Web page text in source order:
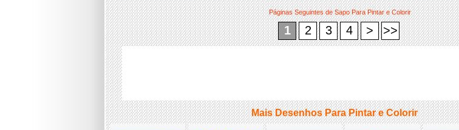
Páginas Seguintes de Sapo Para Pintar e Colorir
1 2 3 4 > >>
Mais Desenhos Para Pintar e Colorir